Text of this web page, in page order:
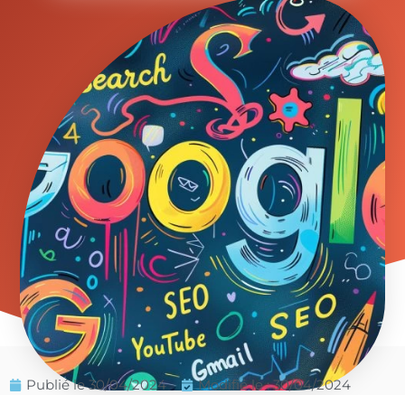
Publié le 30/04/2024
Modifié le : 30/04/2024